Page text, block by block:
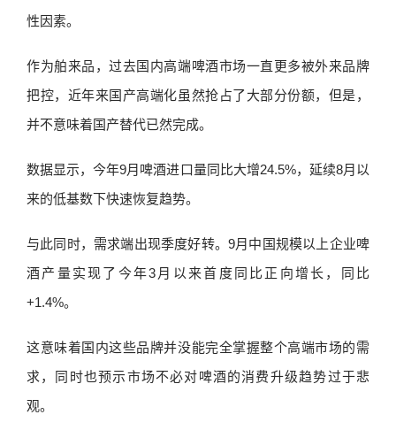
性因素。
作为舶来品，过去国内高端啤酒市场一直更多被外来品牌
把控，近年来国产高端化虽然抢占了大部分份额，但是，
并不意味着国产替代已然完成。
数据显示，今年9月啤酒进口量同比大增24.5%，延续8月以
来的低基数下快速恢复趋势。
与此同时，需求端出现季度好转。9月中国规模以上企业啤
酒产量实现了今年3月以来首度同比正向增长，同比
+1.4%。
这意味着国内这些品牌并没能完全掌握整个高端市场的需
求，同时也预示市场不必对啤酒的消费升级趋势过于悲
观。